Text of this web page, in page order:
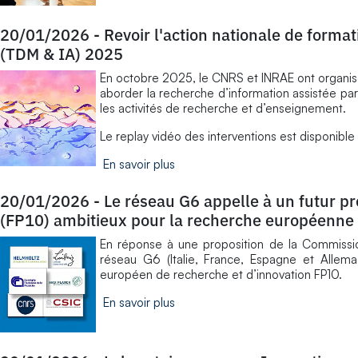
20/01/2026 - Revoir l'action nationale de
(TDM & IA) 2025
En octobre 2025, le CNRS et INRAE ont
aborder la recherche d’information assistée
les activités de recherche et d’enseignement.
Le replay vidéo des interventions est
En savoir plus
20/01/2026 - Le réseau G6 appelle à un futur
(FP10) ambitieux pour la recherche européenne
En réponse à une proposition de la
réseau G6 (Italie, France, Espagne et
européen de recherche et d’innovation FP10.
En savoir plus